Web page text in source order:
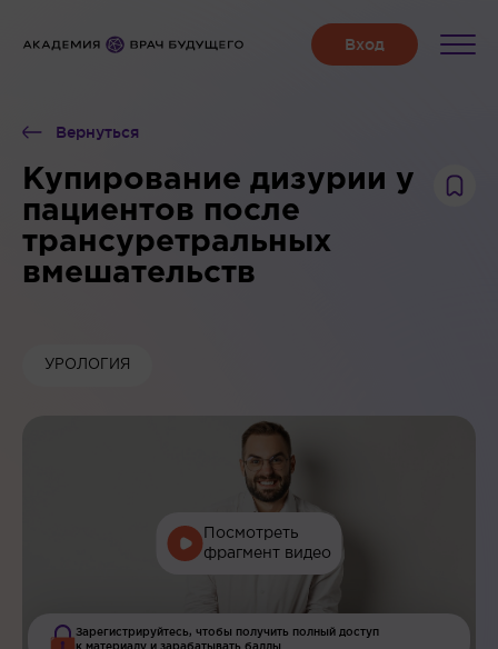
Вернуться
Купирование дизурии у
пациентов после
трансуретральных
вмешательств
УРОЛОГИЯ
Посмотреть
фрагмент видео
Зарегистрируйтесь, чтобы получить полный доступ